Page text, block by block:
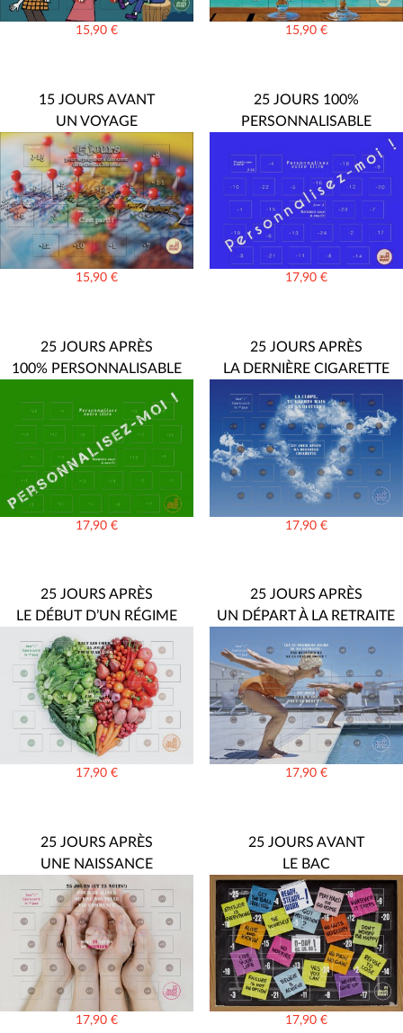
15,90€ 15,90 €
15 JOURS AVANT
UN VOYAGE
15,90€
25 JOURS 100%
PERSONNALISABLE
17,90 €
25 JOURS APRÈS
100% PERSONNALISABLE
17,90€
25 JOURS APRÈS
LA DERNIÈRE CIGARETTE
17,90 €
25 JOURS APRÈS
LE DÉBUT D’UN RÉGIME
17,90€
25 JOURS APRÈS
UN DÉPART À LA RETRAITE
17,90 €
25 JOURS APRÈS
UNE NAISSANCE
17,90€
25 JOURS AVANT
LE BAC
17,90 €